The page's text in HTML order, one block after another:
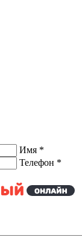
Имя *
Телефон *